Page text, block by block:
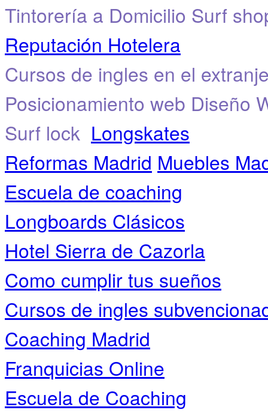
Tintorería a Domicilio Surf
Reputación Hotelera
Cursos de ingles en el
Posicionamiento web Diseño
Surf lock Longskates
Reformas Madrid Muebles
Escuela de coaching
Longboards Clásicos
Hotel Sierra de Cazorla
Como cumplir tus sueños
Cursos de ingles
Coaching Madrid
Franquicias Online
Escuela de Coaching